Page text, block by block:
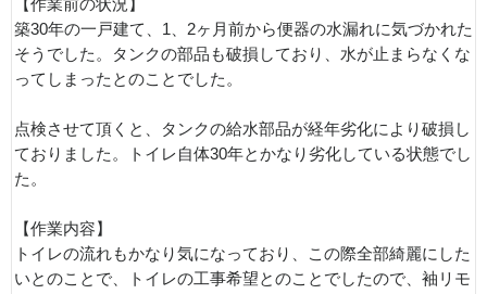
【作業前の状況】
築30年の一戸建て、1、2ヶ月前から便器の水漏れに気づかれた
そうでした。タンクの部品も破損しており、水が止まらなくな
ってしまったとのことでした。
点検させて頂くと、タンクの給水部品が経年劣化により破損し
ておりました。トイレ自体30年とかなり劣化している状態でし
た。
【作業内容】
トイレの流れもかなり気になっており、この際全部綺麗にした
いとのことで、トイレの工事希望とのことでしたので、袖リモ